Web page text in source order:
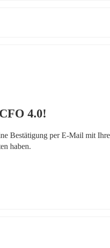
4.0!
Bestätigung per E-Mail mit
haben.